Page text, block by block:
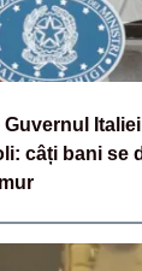
Guvernul
câți bani se